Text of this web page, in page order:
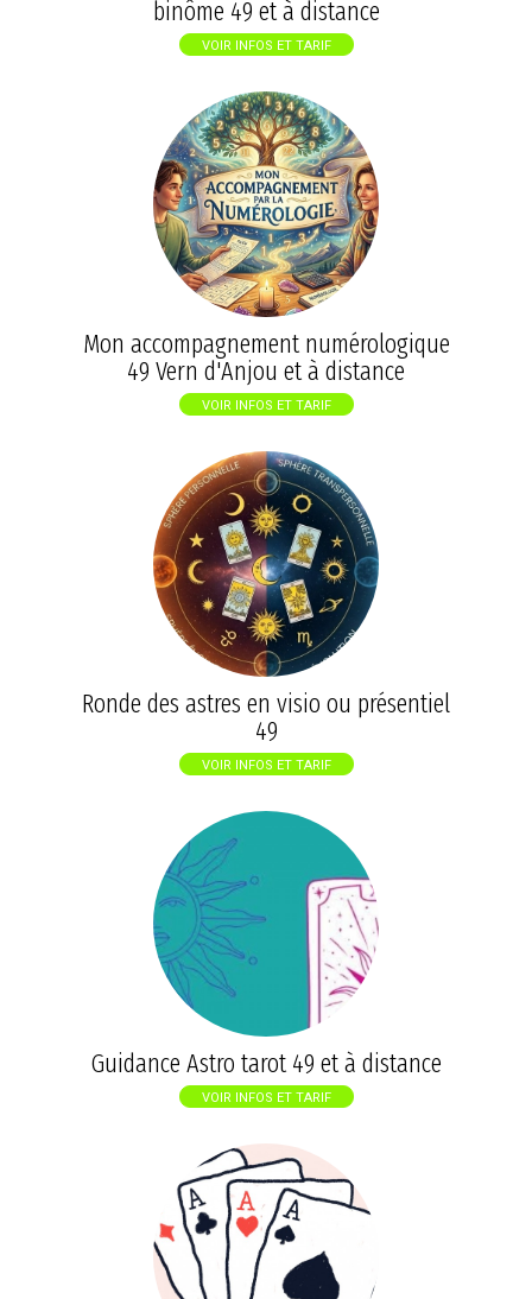
binôme 49 et à distance
VOIR INFOS ET TARIF
Mon accompagnement numérologique
49 Vern d'Anjou et à distance
VOIR INFOS ET TARIF
Ronde des astres en visio ou présentiel
49
VOIR INFOS ET TARIF
Guidance Astro tarot 49 et à distance
VOIR INFOS ET TARIF